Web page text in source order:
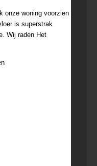
onze woning voorzien
is superstrak
Wij raden Het